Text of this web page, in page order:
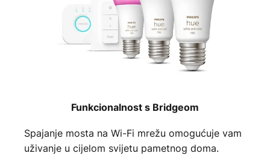
Funkcionalnost s Bridgeom
Spajanje mosta na Wi-Fi mrežu omogućuje vam
uživanje u cijelom svijetu pametnog doma.